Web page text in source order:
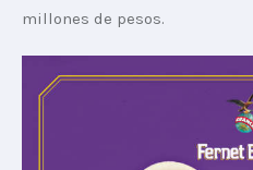
millones de pesos.